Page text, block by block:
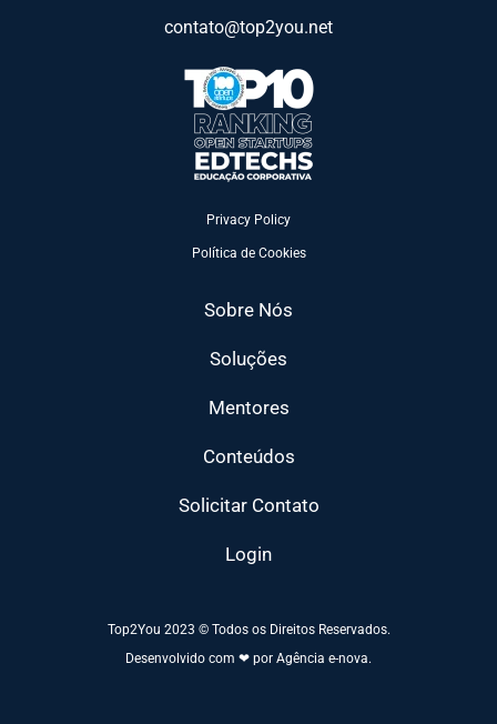
contato@top2you.net
Privacy Policy
Política de Cookies
Sobre Nós
Soluções
Mentores
Conteúdos
Solicitar Contato
Login
Top2You 2023 © Todos os Direitos Reservados.
Desenvolvido com ❤ por Agência e-nova.